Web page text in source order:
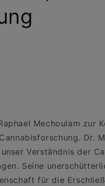
Mechoulam zur
Dr.
Verständnis der
Seine
für die